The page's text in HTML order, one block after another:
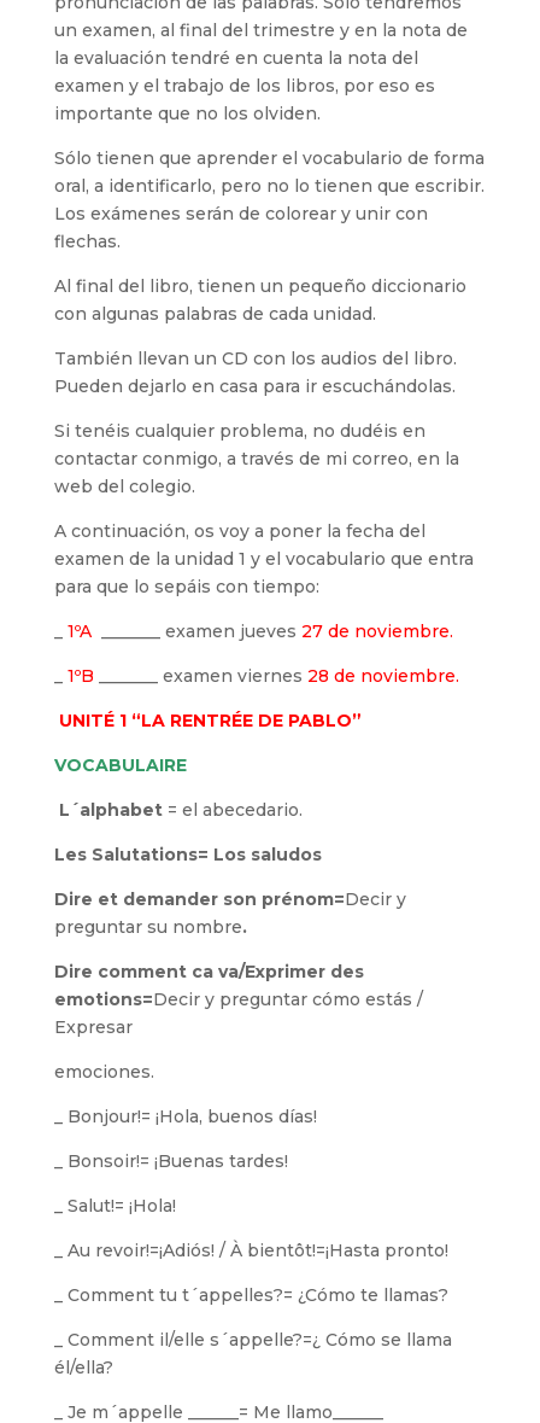
un examen, al final del trimestre y en la nota de
la evaluación tendré en cuenta la nota del
examen y el trabajo de los libros, por eso es
importante que no los olviden.
Sólo tienen que aprender el vocabulario de forma
oral, a identificarlo, pero no lo tienen que escribir.
Los exámenes serán de colorear y unir con
flechas.
Al final del libro, tienen un pequeño diccionario
con algunas palabras de cada unidad.
También llevan un CD con los audios del libro.
Pueden dejarlo en casa para ir escuchándolas.
Si tenéis cualquier problema, no dudéis en
contactar conmigo, a través de mi correo, en la
web del colegio.
A continuación, os voy a poner la fecha del
examen de la unidad 1 y el vocabulario que entra
para que lo sepáis con tiempo:
1ºA _______ examen jueves 27 de noviembre.
1ºB _______ examen viernes 28 de noviembre.
UNITÉ 1 “LA RENTRÉE DE PABLO”
VOCABULAIRE
L´alphabet= el abecedario.
Les Salutations= Los saludos
Dire et demander son prénom=Decir y
preguntar su nombre.
Dire comment ca va/Exprimer des
emotions=Decir y preguntar cómo estás /
Expresar
emociones.
_ Bonjour!= ¡Hola, buenos días!
_ Bonsoir!= ¡Buenas tardes!
_ Salut!= ¡Hola!
_ Au revoir!=¡Adiós! / À bientôt!=¡Hasta pronto!
_ Comment tu t´appelles?= ¿Cómo te llamas?
_ Comment il/elle s´appelle?=¿ Cómo se llama
él/ella?
_ Je m´appelle ______= Me llamo______